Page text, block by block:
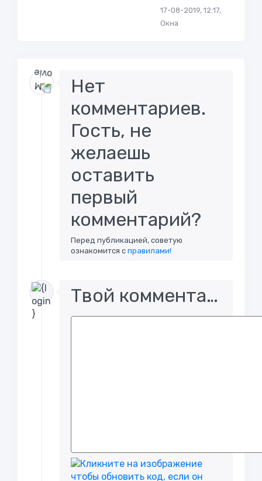
17-08-2019, 12:17,
Окна
Нет
комментариев.
Гость, не
желаешь
оставить
первый
комментарий?
Перед публикацией, советую
ознакомится справилами!
Твой комментарий..